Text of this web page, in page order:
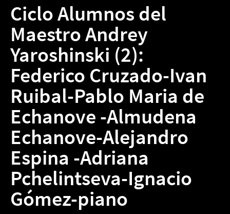
Ciclo Alumnos del
Maestro Andrey
Yaroshinski (2):
Federico Cruzado-Ivan
Ruibal-Pablo Maria de
Echanove -Almudena
Echanove-Alejandro
Espina -Adriana
Pchelintseva-Ignacio
Gómez-piano